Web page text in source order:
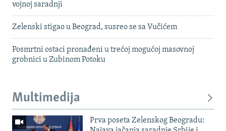
vojnoj saradnji
Zelenski stigao u Beograd, susreo se sa Vučićem
Posmrtni ostaci pronađeni u trećoj mogućoj masovnoj
grobnici u Zubinom Potoku
Multimedija
Prva poseta Zelenskog Beogradu: